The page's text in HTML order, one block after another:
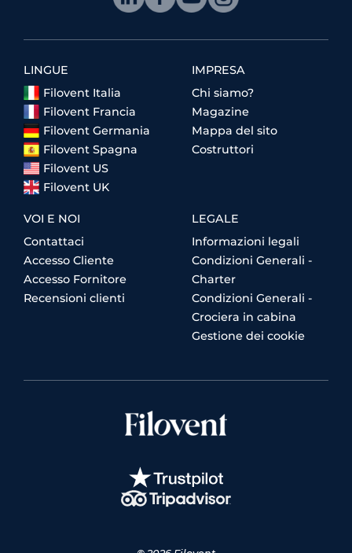
LINGUE
Filovent Italia
Filovent Francia
Filovent Germania
Filovent Spagna
Filovent US
Filovent UK
IMPRESA
Chi siamo?
Magazine
Mappa del sito
Costruttori
VOI E NOI
Contattaci
Accesso Cliente
Accesso Fornitore
Recensioni clienti
LEGALE
Informazioni legali
Condizioni Generali -
Charter
Condizioni Generali -
Crociera in cabina
Gestione dei cookie